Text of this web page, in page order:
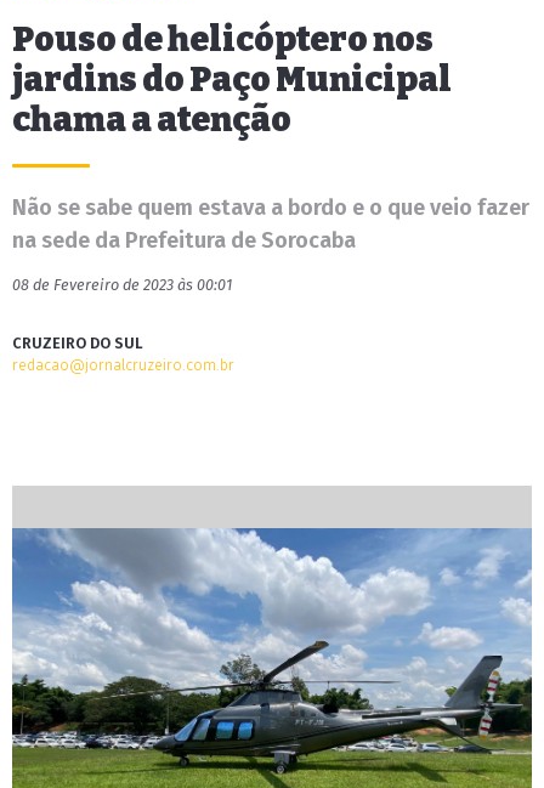
Pouso de helicóptero nos
jardins do Paço Municipal
chama a atenção
Não se sabe quem estava a bordo e o que veio fazer
na sede da Prefeitura de Sorocaba
08 de Fevereiro de 2023 às 00:01
CRUZEIRO DO SUL
redacao@jornalcruzeiro.com.br